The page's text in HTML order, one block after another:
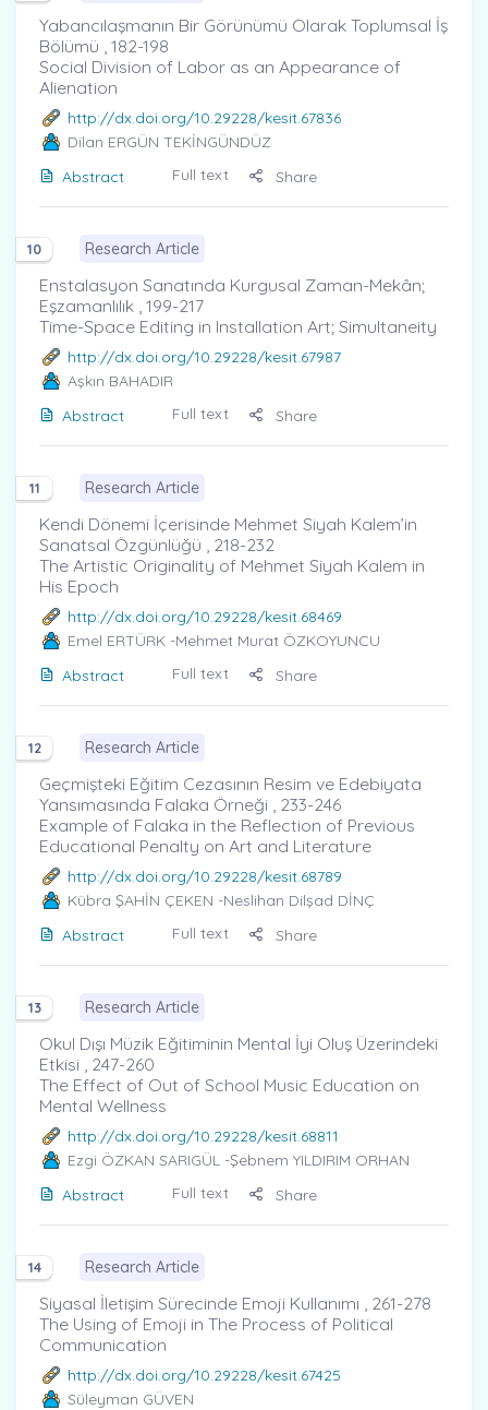
Yabancılaşmanın Bir Görünümü Olarak Toplumsal İş
Bölümü , 182-198
Social Division of Labor as an Appearance of
Alienation
http://dx.doi.org/10.29228/kesit.67836
Dilan ERGÜN TEKİNGÜNDÜZ
Abstract
Full text Share
10 Research Article
Enstalasyon Sanatında Kurgusal Zaman-Mekân;
Eşzamanlılık , 199-217
Time-Space Editing in Installation Art; Simultaneity
http://dx.doi.org/10.29228/kesit.67987
Aşkın BAHADIR
Abstract
Full text Share
11 Research Article
Kendi Dönemi İçerisinde Mehmet Siyah Kalem’in
Sanatsal Özgünlüğü , 218-232
The Artistic Originality of Mehmet Siyah Kalem in
His Epoch
http://dx.doi.org/10.29228/kesit.68469
Emel ERTÜRK -Mehmet Murat ÖZKOYUNCU
Abstract
Full text Share
12 Research Article
Geçmişteki Eğitim Cezasının Resim ve Edebiyata
Yansımasında Falaka Örneği , 233-246
Example of Falaka in the Reflection of Previous
Educational Penalty on Art and Literature
http://dx.doi.org/10.29228/kesit.68789
Kübra ŞAHİN ÇEKEN -Neslihan Dilşad DİNÇ
Abstract
Full text Share
13 Research Article
Okul Dışı Müzik Eğitiminin Mental İyi Oluş Üzerindeki
Etkisi , 247-260
The Effect of Out of School Music Education on
Mental Wellness
http://dx.doi.org/10.29228/kesit.68811
Ezgi ÖZKAN SARIGÜL -Şebnem YILDIRIM ORHAN
Abstract
Full text Share
14 Research Article
Siyasal İletişim Sürecinde Emoji Kullanımı , 261-278
The Using of Emoji in The Process of Political
Communication
http://dx.doi.org/10.29228/kesit.67425
Süleyman GÜVEN